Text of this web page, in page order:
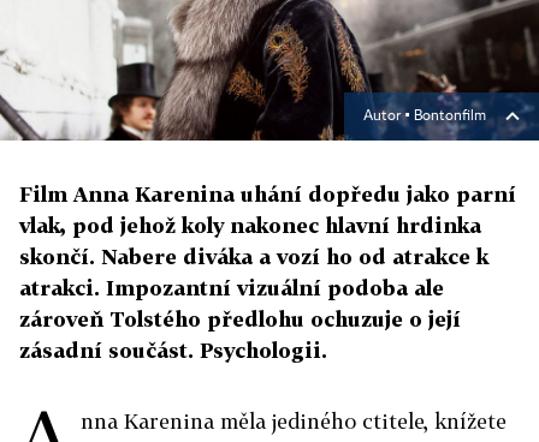
Autor ▪ Bontonfilm
Film Anna Karenina uhání dopředu jako parní
vlak, pod jehož koly nakonec hlavní hrdinka
skončí. Nabere diváka a vozí ho od atrakce k
atrakci. Impozantní vizuální podoba ale
zároveň Tolstého předlohu ochuzuje o její
zásadní součást. Psychologii.
nna Karenina měla jediného ctitele, knížete